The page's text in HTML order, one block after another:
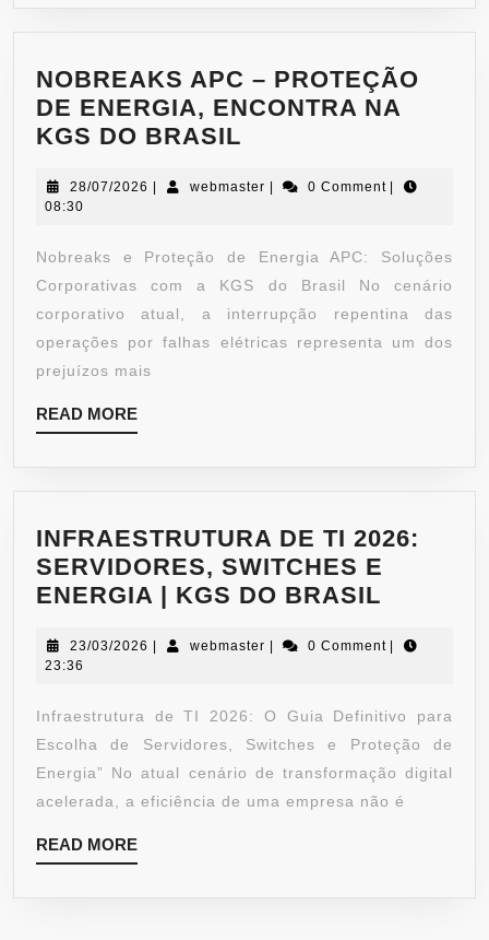
NOBREAKS APC – PROTEÇÃO
DE ENERGIA, ENCONTRA NA
KGS DO BRASIL
28/07/2026 webmaster 0 Comment
08:30
Nobreaks e Proteção de Energia APC: Soluções
Corporativas com a KGS do Brasil No cenário
corporativo atual, a interrupção repentina das
operações por falhas elétricas representa um dos
prejuízos mais
READ MORE
INFRAESTRUTURA DE TI 2026:
SERVIDORES, SWITCHES E
ENERGIA | KGS DO BRASIL
23/03/2026 webmaster 0 Comment
23:36
Infraestrutura de TI 2026: O Guia Definitivo para
Escolha de Servidores, Switches e Proteção de
Energia” No atual cenário de transformação digital
acelerada, a eficiência de uma empresa não é
READ MORE